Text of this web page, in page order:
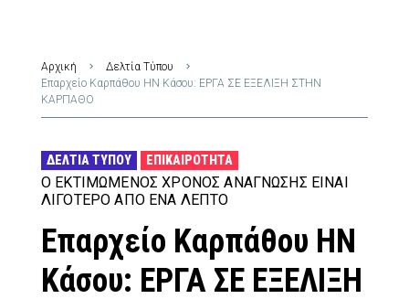
Αρχική
Δελτία Τύπου
Επαρχείο Καρπάθου ΗΝ Κάσου: ΕΡΓΑ ΣΕ ΕΞΕΛΙΞΗ ΣΤΗΝ
ΚΑΡΠΑΘΟ
ΔΕΛΤΊΑ ΤΎΠΟΥ ΕΠΙΚΑΙΡΌΤΗΤΑ
Ο ΕΚΤΙΜΏΜΕΝΟΣ ΧΡΌΝΟΣ ΑΝΆΓΝΩΣΗΣ ΕΊΝΑΙ
ΛΙΓΌΤΕΡΟ ΑΠΌ ΈΝΑ ΛΕΠΤΌ
Επαρχείο Καρπάθου ΗΝ
Κάσου: ΕΡΓΑ ΣΕ ΕΞΕΛΙΞΗ